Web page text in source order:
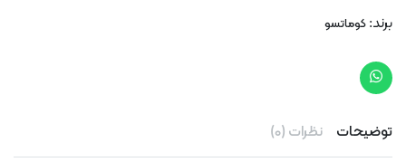
برند: کوماتسو
توضیحات نظرات (0)